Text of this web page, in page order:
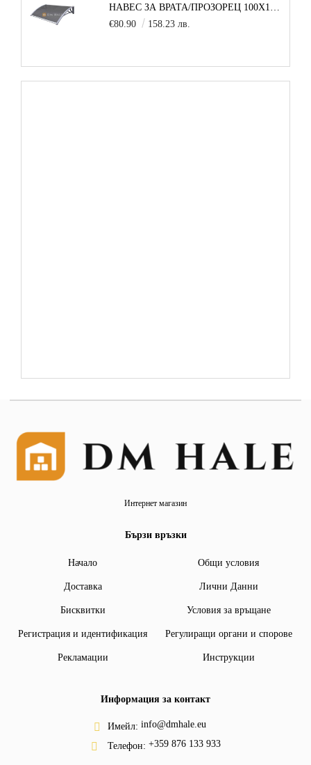
€80.90
158.23 лв.
Интернет магазин
Бързи връзки
Начало Общи условия
Доставка Лични Данни
Бисквитки Условия за връщане
Регистрация и идентификация Регулиращи органи и спорове
Рекламации Инструкции
Информация за контакт
Имейл: info@dmhale.eu
Телефон: +359 876 133 933